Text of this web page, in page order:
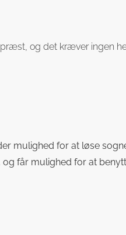
og det kræver ingen
mulighed for at løse
får mulighed for at